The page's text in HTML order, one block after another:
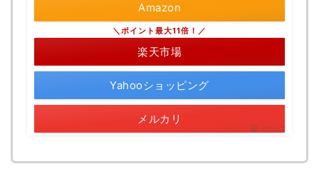
Amazon
＼ポイント最大11倍！／
楽天市場
Yahooショッピング
メルカリ
ポチップ